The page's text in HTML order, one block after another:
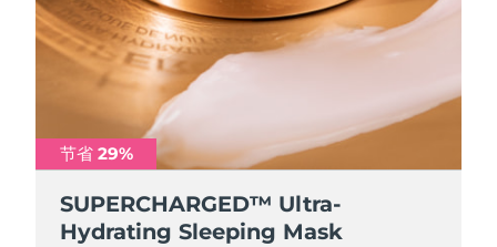
节省 29%
SUPERCHARGED™ Ultra-
Hydrating Sleeping Mask